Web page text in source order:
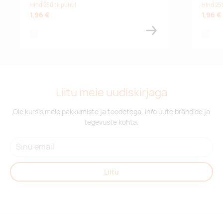
Hind 250 tk puhul
1,96 €
Hind
1,96 €
Liitu meie uudiskirjaga
Ole kursis meie pakkumiste ja toodetega. Info uute brändide ja
tegevuste kohta.
Liitu